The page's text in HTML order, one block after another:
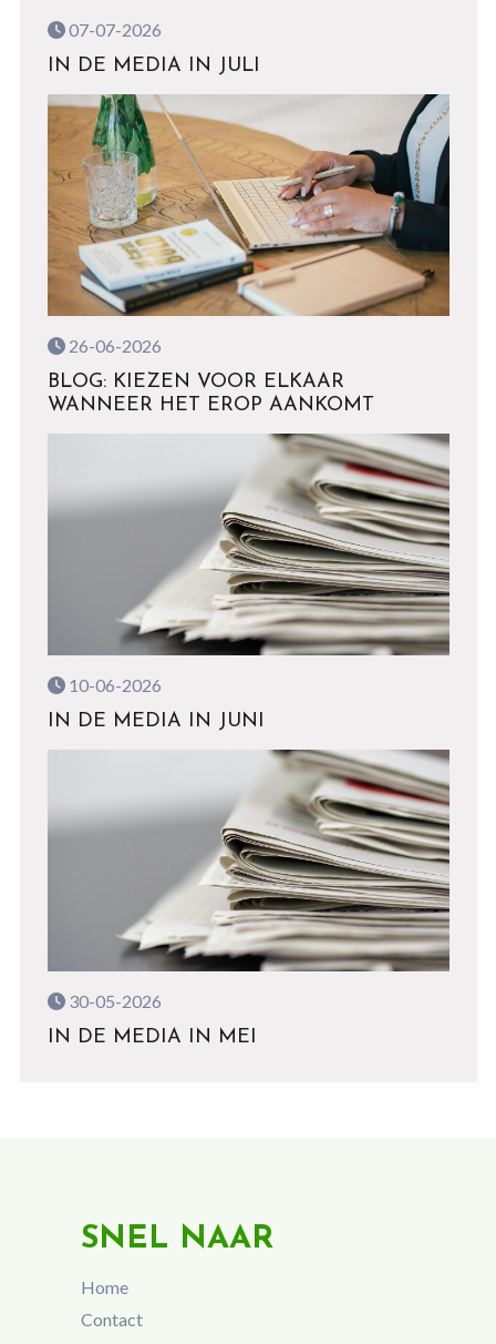
07-07-2026
IN DE MEDIA IN JULI
26-06-2026
BLOG: KIEZEN VOOR ELKAAR
WANNEER HET EROP AANKOMT
10-06-2026
IN DE MEDIA IN JUNI
30-05-2026
IN DE MEDIA IN MEI
SNEL NAAR
Home
Contact